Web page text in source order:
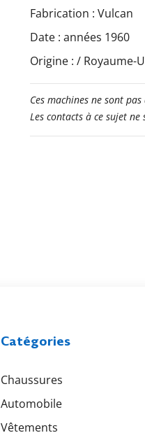
Fabrication : Vulcan
Date : années 1960
Origine : / Royaume-
Ces machines ne sont pas
Les contacts à ce sujet
Catégories
Chaussures
Automobile
Vêtements